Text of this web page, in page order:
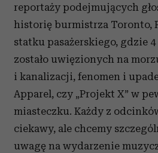
reportaży podejmujących
historię burmistrza Toronto,
statku pasażerskiego, gdzie
zostało uwięzionych na
i kanalizacji, fenomen i
Apparel, czy „Projekt X” w
miasteczku. Każdy z
ciekawy, ale chcemy
uwagę na wydarzenie